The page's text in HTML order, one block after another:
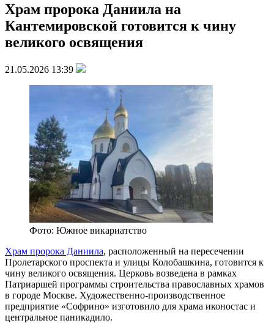
Храм пророка Даниила на
Кантемировской готовится к чину
великого освящения
21.05.2026 13:39
Фото: Южное викариатство
Храм пророка Даниила, расположенный на пересечении
Пролетарского проспекта и улицы Колобашкина, готовится к
чину великого освящения. Церковь возведена в рамках
Патриаршей программы строительства православных храмов
в городе Москве. Художественно-производственное
предприятие «Софрино» изготовило для храма иконостас и
центральное паникадило.